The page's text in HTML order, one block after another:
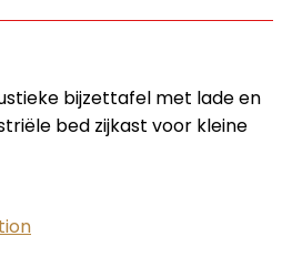
bijzettafel met lade en
bed zijkast voor kleine